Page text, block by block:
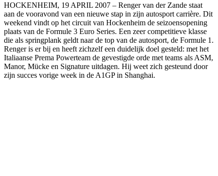
HOCKENHEIM, 19 APRIL 2007 – Renger van der Zande staat
aan de vooravond van een nieuwe stap in zijn autosport carrière. Dit
weekend vindt op het circuit van Hockenheim de seizoensopening
plaats van de Formule 3 Euro Series. Een zeer competitieve klasse
die als springplank geldt naar de top van de autosport, de Formule 1.
Renger is er bij en heeft zichzelf een duidelijk doel gesteld: met het
Italiaanse Prema Powerteam de gevestigde orde met teams als ASM,
Manor, Mücke en Signature uitdagen. Hij weet zich gesteund door
zijn succes vorige week in de A1GP in Shanghai.